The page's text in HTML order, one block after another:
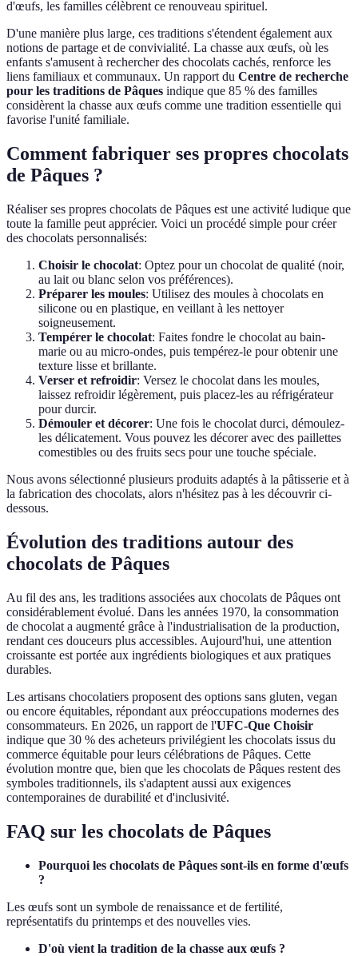
d'œufs, les familles célèbrent ce renouveau spirituel.
D'une manière plus large, ces traditions s'étendent également aux
notions de partage et de convivialité. La chasse aux œufs, où les
enfants s'amusent à rechercher des chocolats cachés, renforce les
liens familiaux et communaux. Un rapport du Centre de recherche
pour les traditions de Pâques indique que 85 % des familles
considèrent la chasse aux œufs comme une tradition essentielle qui
favorise l'unité familiale.
Comment fabriquer ses propres chocolats
de Pâques ?
Réaliser ses propres chocolats de Pâques est une activité ludique que
toute la famille peut apprécier. Voici un procédé simple pour créer
des chocolats personnalisés:
Choisir le chocolat: Optez pour un chocolat de qualité (noir,
au lait ou blanc selon vos préférences).
Préparer les moules: Utilisez des moules à chocolats en
silicone ou en plastique, en veillant à les nettoyer
soigneusement.
Tempérer le chocolat: Faites fondre le chocolat au bain-
marie ou au micro-ondes, puis tempérez-le pour obtenir une
texture lisse et brillante.
Verser et refroidir: Versez le chocolat dans les moules,
laissez refroidir légèrement, puis placez-les au réfrigérateur
pour durcir.
Démouler et décorer: Une fois le chocolat durci, démoulez-
les délicatement. Vous pouvez les décorer avec des paillettes
comestibles ou des fruits secs pour une touche spéciale.
Nous avons sélectionné plusieurs produits adaptés à la pâtisserie et à
la fabrication des chocolats, alors n'hésitez pas à les découvrir ci-
dessous.
Évolution des traditions autour des
chocolats de Pâques
Au fil des ans, les traditions associées aux chocolats de Pâques ont
considérablement évolué. Dans les années 1970, la consommation
de chocolat a augmenté grâce à l'industrialisation de la production,
rendant ces douceurs plus accessibles. Aujourd'hui, une attention
croissante est portée aux ingrédients biologiques et aux pratiques
durables.
Les artisans chocolatiers proposent des options sans gluten, vegan
ou encore équitables, répondant aux préoccupations modernes des
consommateurs. En 2026, un rapport de l'UFC-Que Choisir
indique que 30 % des acheteurs privilégient les chocolats issus du
commerce équitable pour leurs célébrations de Pâques. Cette
évolution montre que, bien que les chocolats de Pâques restent des
symboles traditionnels, ils s'adaptent aussi aux exigences
contemporaines de durabilité et d'inclusivité.
FAQ sur les chocolats de Pâques
Pourquoi les chocolats de Pâques sont-ils en forme d'œufs
?
Les œufs sont un symbole de renaissance et de fertilité,
représentatifs du printemps et des nouvelles vies.
D'où vient la tradition de la chasse aux œufs ?